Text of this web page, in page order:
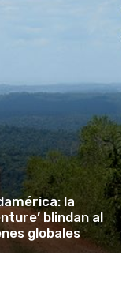
la
blindan al
globales